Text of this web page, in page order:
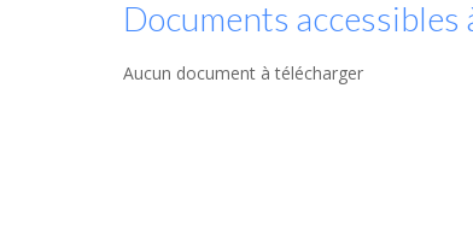
Documents accessibles
Aucun document à télécharger